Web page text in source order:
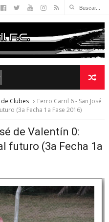
Clubes
Ferro Carril 6 - San José
(3a Fecha 1a Fase 2016)
de Valentín 0:
futuro (3a Fecha 1a